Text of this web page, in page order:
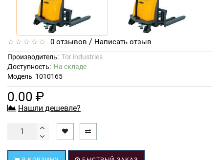
0 отзывов / Написать отзыв
Производитель: Tor industries
Доступность: На складе
Модель 1010165
0.00 ₽
Нашли дешевле?